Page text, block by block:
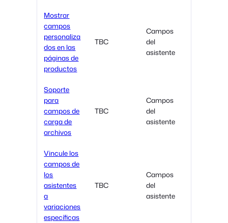
Mostrar
campos
personaliza
dos en las
páginas de
productos
TBC
Campos
del
asistente
Soporte
para
campos de
carga de
archivos
TBC
Campos
del
asistente
Vincule los
campos de
los
asistentes
a
variaciones
específicas
TBC
Campos
del
asistente